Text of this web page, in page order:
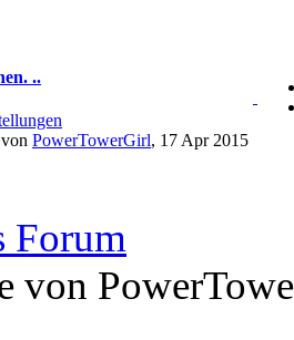
..
PowerTowerGirl, 17 Apr 2015
Forum
von